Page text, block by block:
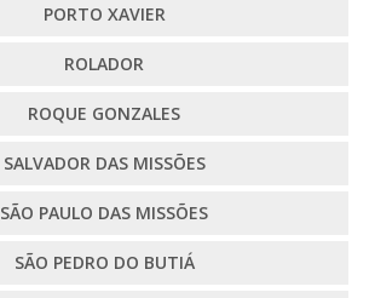
PORTO XAVIER
ROLADOR
ROQUE GONZALES
SALVADOR DAS MISSÕES
SÃO PAULO DAS MISSÕES
SÃO PEDRO DO BUTIÁ